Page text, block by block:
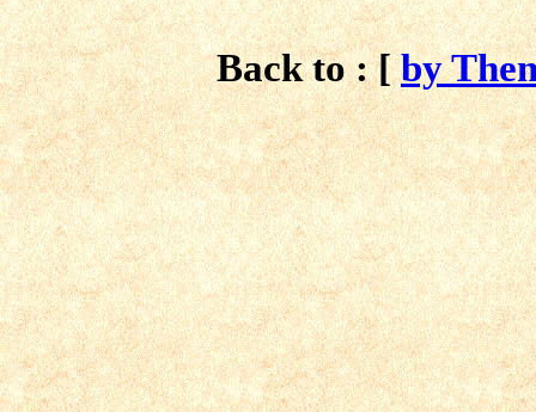
Back to : [by